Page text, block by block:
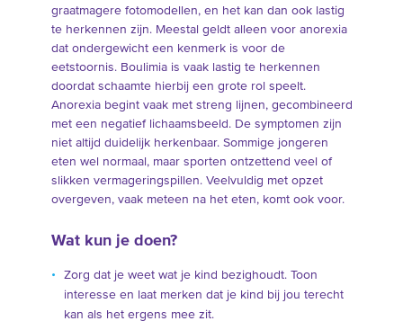
graatmagere fotomodellen, en het kan dan ook lastig
te herkennen zijn. Meestal geldt alleen voor anorexia
dat ondergewicht een kenmerk is voor de
eetstoornis. Boulimia is vaak lastig te herkennen
doordat schaamte hierbij een grote rol speelt.
Anorexia begint vaak met streng lijnen, gecombineerd
met een negatief lichaamsbeeld. De symptomen zijn
niet altijd duidelijk herkenbaar. Sommige jongeren
eten wel normaal, maar sporten ontzettend veel of
slikken vermageringspillen. Veelvuldig met opzet
overgeven, vaak meteen na het eten, komt ook voor.
Wat kun je doen?
Zorg dat je weet wat je kind bezighoudt. Toon
interesse en laat merken dat je kind bij jou terecht
kan als het ergens mee zit.